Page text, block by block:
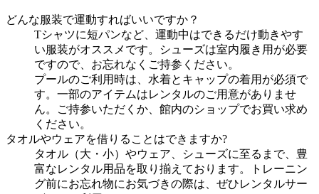
どんな服装で運動すればいいですか？
Tシャツに短パンなど、運動中はできるだけ動きやす
い服装がオススメです。シューズは室内履き用が必要
ですので、お忘れなくご持参ください。
プールのご利用時は、水着とキャップの着用が必須で
す。一部のアイテムはレンタルのご用意がありませ
ん。ご持参いただくか、館内のショップでお買い求め
ください。
タオルやウェアを借りることはできますか?
タオル（大・小）やウェア、シューズに至るまで、豊
富なレンタル用品を取り揃えております。トレーニン
グ前にお忘れ物にお気づきの際は、ぜひレンタルサー